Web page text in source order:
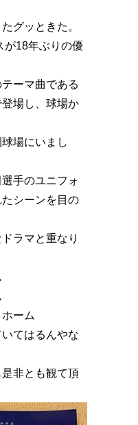
グッときた。
が18年ぶりの優
ーマ曲である
場し、球場か
場にいまし
手のユニフォ
シーンを目の
ラマと重なり
ーム
てはるんやな
非とも観て頂